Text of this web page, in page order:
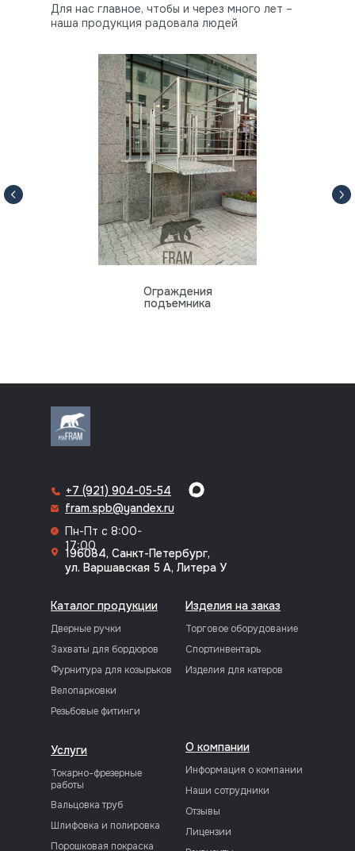
Для нас главное, чтобы и через много лет –
наша продукция радовала людей
Ограждения
подъемника
О компании
Каталог продукции
Информация о компании
Наши сотрудники
Дверные ручки
Отзывы
Захваты для бордюров
Лицензии
Фурнитура для козырьков
Велопарковки
Резьбовые фитинги
Изделия на заказ
Торговое оборудование
Спортинвентарь
Изделия для катеров
Услуги
Токарно-фрезерные
работы
Вальцовка труб
Шлифовка и полировка
Порошковая покраска
+7 (921) 904-05-54
fram.spb@yandex.ru
Пн-Пт с 8:00-
17:00
196084, Санкт-Петербург,
ул. Варшавская 5 А, Литера У